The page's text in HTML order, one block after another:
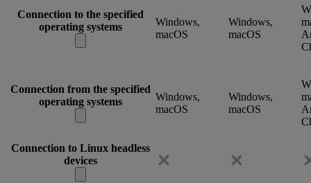
Connection to the specified
operating systems
Windows,
macOS
Windows,
macOS
Connection from the specified
operating systems
Windows,
macOS
Windows,
macOS
Connection to Linux headless
devices